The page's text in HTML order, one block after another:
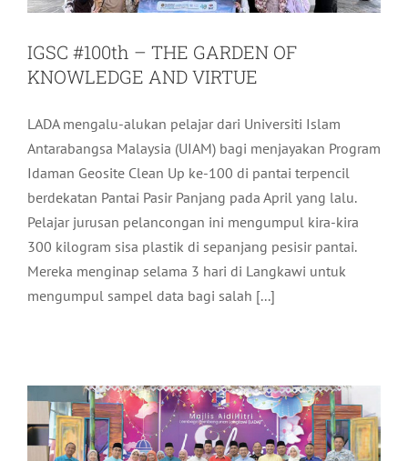
IGSC #100th – THE GARDEN OF
KNOWLEDGE AND VIRTUE
LADA mengalu-alukan pelajar dari Universiti Islam
Antarabangsa Malaysia (UIAM) bagi menjayakan Program
Idaman Geosite Clean Up ke-100 di pantai terpencil
berdekatan Pantai Pasir Panjang pada April yang lalu.
Pelajar jurusan pelancongan ini mengumpul kira-kira
300 kilogram sisa plastik di sepanjang pesisir pantai.
Mereka menginap selama 3 hari di Langkawi untuk
mengumpul sampel data bagi salah [...]
MAJLIS AIDILFITRI LANGKAWI BEST